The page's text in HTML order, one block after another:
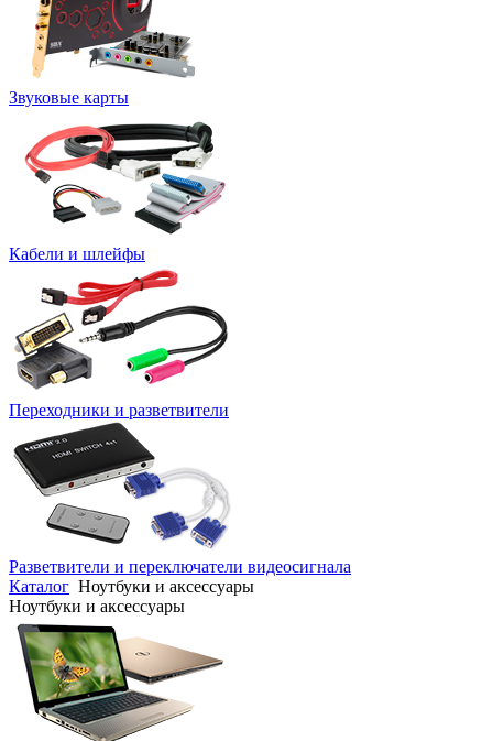
Звуковые карты
Кабели и шлейфы
Переходники и разветвители
Разветвители и переключатели видеосигнала
Каталог Ноутбуки и аксессуары
Ноутбуки и аксессуары